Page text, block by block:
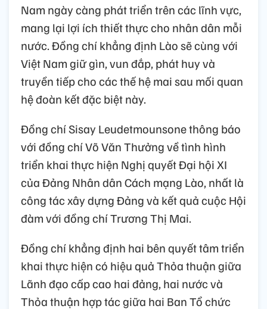
Nam ngày càng phát triển trên các lĩnh vực,
mang lại lợi ích thiết thực cho nhân dân mỗi
nước. Đồng chí khẳng định Lào sẽ cùng với
Việt Nam giữ gìn, vun đắp, phát huy và
truyền tiếp cho các thế hệ mai sau mối quan
hệ đoàn kết đặc biệt này.
Đồng chí Sisay Leudetmounsone thông báo
với đồng chí Võ Văn Thưởng về tình hình
triển khai thực hiện Nghị quyết Đại hội XI
của Đảng Nhân dân Cách mạng Lào, nhất là
công tác xây dựng Đảng và kết quả cuộc Hội
đàm với đồng chí Trương Thị Mai.
Đồng chí khẳng định hai bên quyết tâm triển
khai thực hiện có hiệu quả Thỏa thuận giữa
Lãnh đạo cấp cao hai đảng, hai nước và
Thỏa thuận hợp tác giữa hai Ban Tổ chức